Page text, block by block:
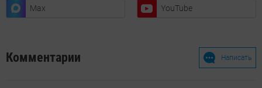
Max YouTube
Комментарии Написать